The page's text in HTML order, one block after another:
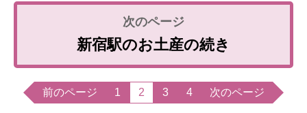
新宿駅のお土産の続き
前のページ 1 2 3 4 次のページ